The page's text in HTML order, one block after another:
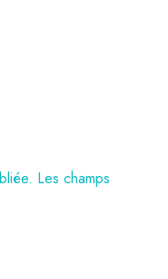
Les champs